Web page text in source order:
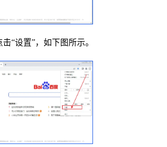
“设置”，如下图所示。